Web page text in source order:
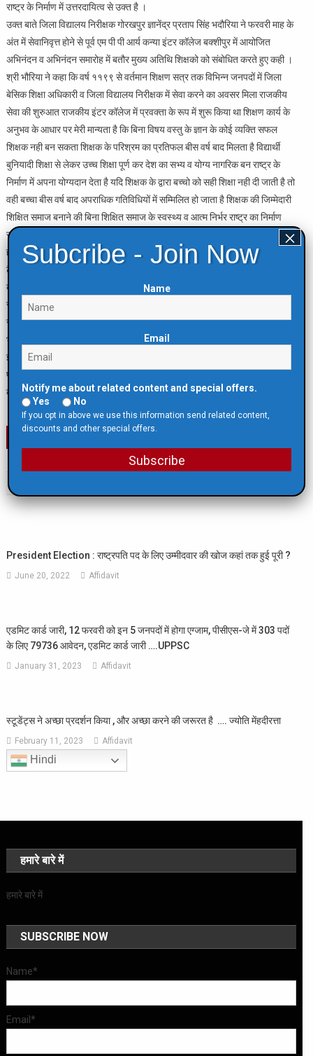
राष्ट्र के निर्माण में उत्तरदायित्व से उक्त है ।
उक्त बाते जिला विद्यालय निरीक्षक गोरखपुर ज्ञानेंद्र प्रताप सिंह भदौरिया ने फरवरी माह के
अंत में सेवानिवृत्त होने से पूर्व एम पी पी आर्य कन्या इंटर कॉलेज बक्शीपुर में आयोजित
अभिनंदन व अभिनंदन समारोह में बतौर मुख्य अतिथि शिक्षको को संबोधित करते हुए कही ।
श्री भौरिया ने कहा कि वर्ष ११९९ से वर्तमान शिक्षण सत्र तक विभिन्न जनपदों में जिला
बेसिक शिक्षा अधिकारी व जिला विद्यालय निरीक्षक में सेवा करने का अवसर मिला राजकीय
सेवा की शुरुआत राजकीय इंटर कॉलेज में प्रवक्ता के रूप में शुरू किया था शिक्षण कार्य के
अनुभव के आधार पर मेरी मान्यता है कि बिना विषय वस्तु के ज्ञान के कोई व्यक्ति सफल
शिक्षक नही बन सकता शिक्षक के परिश्रम का प्रतिफल बीस वर्ष बाद मिलता है विद्यार्थी
बुनियादी शिक्षा से लेकर उच्च शिक्षा पूर्ण कर देश का सभ्य व योग्य नागरिक बन राष्ट्र के
निर्माण में अपना योग्यदान देता है यदि शिक्षक के द्वारा बच्चो को सही शिक्षा नही दी जाती है तो
वही बच्चा बीस वर्ष बाद अपराधिक गतिविधियों में सम्मिलित हो जाता है शिक्षक की जिम्मेदारी
शिक्षित समाज बनाने की बिना शिक्षित समाज के स्वस्थ्य व आत्म निर्भर राष्ट्र का निर्माण
सम्भव नहीं है मै शिक्षक के बाद जब प्रशासनिक सेवा में आया तब संवैधानिक पद पर आसीन
होने के वजह से शासनादेश को को निजी स्वार्थों व संबंधो से ऊपर स्थान दिया व एक्ट फैक्ट
टैक्ट के नीति के आधार पर विधि संगत तथ्य को दृष्टिगत रखते हुए निर्णय लेना पड़ता है।
कार्यक्रम का शुभारंभ सरस्वती जी की प्रतिमा पर माल्यार्पण व छात्राओं द्वारा प्रस्तुत
सरस्वती वंदना से किया गई विद्यालय के प्रबंधक जगदीश पाण्डेय व प्रधानाचार्या श्रीमती
रीता श्रीवास्तव द्वारा जिला विद्यालय निरीक्षक को स्मृति चिन्ह व अंगवस्त्र भेट कर
भावभीनी विदाई दी गई।
इस अवसर पर प्रबन्ध समिति के राधेश्याम श्रीवास्तव गंगेश्वर पांडेय दिलीप सिंह हरेकृष्ण
पांडेय अशोक उपाध्याय अशोक पांडेय मौजूद रहे।
कार्यक्रम का संचालन साहित्य विद नंदा पांडेय ने किया।
Post
navigation
President Election : राष्ट्रपति पद के लिए उम्मीदवार की खोज कहां तक हुई पूरी ?
June 20, 2022 Affidavit
एडमिट कार्ड जारी, 12 फरवरी को इन 5 जनपदों में होगा एग्जाम, पीसीएस-जे में 303 पदों
के लिए 79736 आवेदन, एडमिट कार्ड जारी ….UPPSC
January 31, 2023 Affidavit
स्टूडेंट्स ने अच्छा प्रदर्शन किया , और अच्छा करने की जरूरत है …. ज्योति मेंहदीरत्ता
February 11, 2023 Affidavit
Hindi
हमारे बारे में
हमारे बारे में
SUBSCRIBE NOW
Name*
Email*
Subcribe - Join Now
Name
Email
Notify me about related content and special offers.
Yes
No
If you opt in above we use this information send related content,
discounts and other special offers.
Subscribe
×